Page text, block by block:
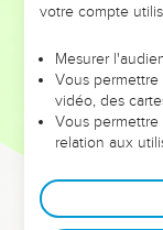
leur foi ou leur
et les saisons
Dans cette
clés pour
deviennent vos
votre compte
Mesurer
Vous
vidéo, des
Vous
relation aux